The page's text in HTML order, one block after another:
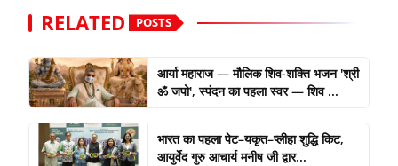
RELATED POSTS
आर्या महाराज — मौलिक शिव-शक्ति भजन 'श्री
ॐ जपो', स्पंदन का पहला स्वर — शिव ...
भारत का पहला पेट–यकृत–प्लीहा शुद्धि किट,
आयुर्वेद गुरु आचार्य मनीष जी द्वार...